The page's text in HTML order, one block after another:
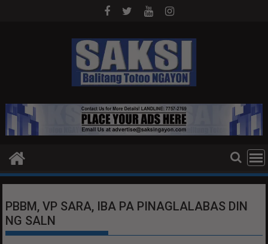
PBBM, VP SARA, IBA PA PINAGLALABAS DIN
NG SALN